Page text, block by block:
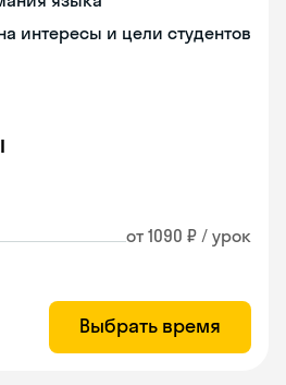
интересы и цели студентов
от 1090 ₽ / урок
Выбрать время